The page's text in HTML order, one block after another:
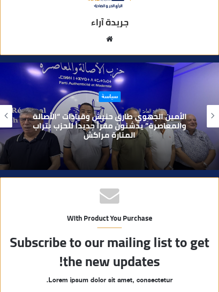
جريدة آراء
ق
ع
ا
ل
و
ي
ب
حوادث
بعد تداول فيديو يوثق العملية.. أمن مراكش
يطيح بقاصر مشتبه في تورطه في سرقة
مسلحة..
With Product You Purchase
Subscribe to our mailing list to get
the new updates!
Lorem ipsum dolor sit amet, consectetur.